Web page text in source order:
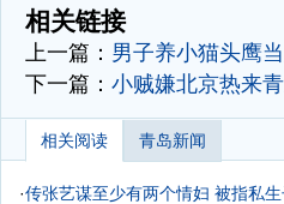
相关链接
上一篇： 男子养小猫头鹰
下一篇： 小贼嫌北京热来
相关阅读 青岛新闻
·传张艺谋至少有两个情妇 被指私